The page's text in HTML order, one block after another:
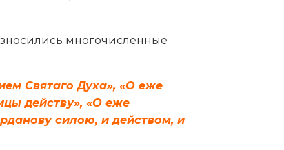
многочисленные
Святаго Духа», «О еже
действу», «О еже
силою, и действом, и